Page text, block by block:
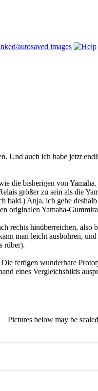
Und auch ich habe jetzt
die bisherigen von
größer zu sein als die
Anja, ich gehe
originalen Yamaha-
rechts hinüberreichen,
man leicht ausbohren,
rüber).
fertigen wunderbare
eines Vergleichsbilds
Pictures below may be